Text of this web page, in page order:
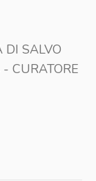
DI SALVO
CURATORE